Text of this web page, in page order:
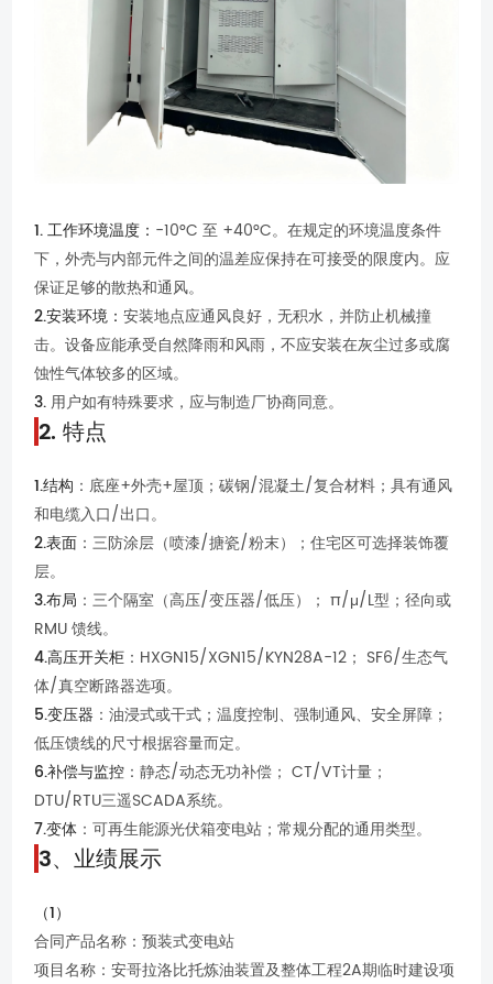
1. 工作环境温度： -10°C 至 +40°C。在规定的环境温度条件
下，外壳与内部元件之间的温差应保持在可接受的限度内。应
保证足够的散热和通风。
2.安装环境：安装地点应通风良好，无积水，并防止机械撞
击。设备应能承受自然降雨和风雨，不应安装在灰尘过多或腐
蚀性气体较多的区域。
3.用户如有特殊要求，应与制造厂协商同意。
2. 特点
1.结构 ：底座+外壳+屋顶；碳钢/混凝土/复合材料；具有通风
和电缆入口/出口。
2.表面 ：三防涂层（喷漆/搪瓷/粉末）；住宅区可选择装饰覆
层。
3.布局 ：三个隔室（高压/变压器/低压）； π/μ/L型；径向或
RMU 馈线。
4.高压开关柜 ：HXGN15/XGN15/KYN28A-12； SF6/生态气
体/真空断路器选项。
5.变压器 ：油浸式或干式；温度控制、强制通风、安全屏障；
低压馈线的尺寸根据容量而定。
6.补偿与监控 ：静态/动态无功补偿； CT/VT计量；
DTU/RTU三遥SCADA系统。
7.变体 ：可再生能源光伏箱变电站；常规分配的通用类型。
3、业绩展示
（1）
合同产品名称：预装式变电站
项目名称：安哥拉洛比托炼油装置及整体工程2A期临时建设项